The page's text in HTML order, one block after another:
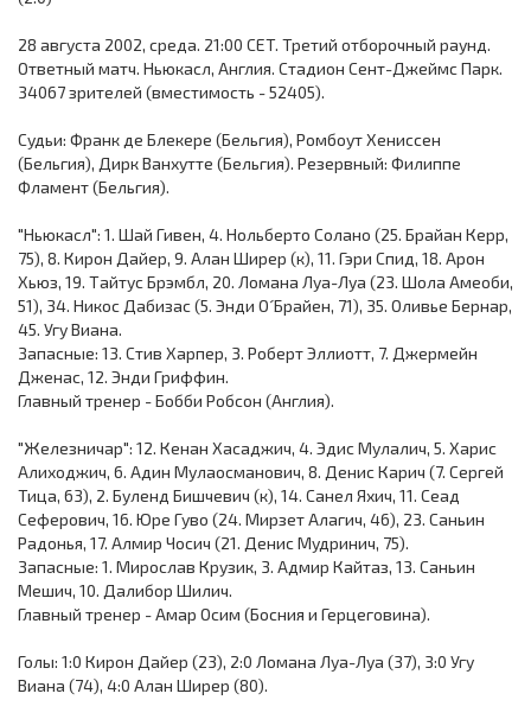
28 августа 2002, среда. 21:00 CET. Третий отборочный раунд.
Ответный матч. Ньюкасл, Англия. Стадион Сент-Джеймс Парк.
34067 зрителей (вместимость - 52405).
Судьи: Франк де Блекере (Бельгия), Ромбоут Хениссен
(Бельгия), Дирк Ванхутте (Бельгия). Резервный: Филиппе
Фламент (Бельгия).
"Ньюкасл": 1. Шай Гивен, 4. Нольберто Солано (25. Брайан Керр,
75), 8. Кирон Дайер, 9. Алан Ширер (к), 11. Гэри Спид, 18. Арон
Хьюз, 19. Тайтус Брэмбл, 20. Ломана Луа-Луа (23. Шола Амеоби,
51), 34. Никос Дабизас (5. Энди О´Брайен, 71), 35. Оливье Бернар,
45. Угу Виана.
Запасные: 13. Стив Харпер, 3. Роберт Эллиотт, 7. Джермейн
Дженас, 12. Энди Гриффин.
Главный тренер - Бобби Робсон (Англия).
"Железничар": 12. Кенан Хасаджич, 4. Эдис Мулалич, 5. Харис
Алиходжич, 6. Адин Мулаосманович, 8. Денис Карич (7. Сергей
Тица, 63), 2. Буленд Бишчевич (к), 14. Санел Яхич, 11. Сеад
Сеферович, 16. Юре Гуво (24. Мирзет Алагич, 46), 23. Саньин
Радонья, 17. Алмир Чосич (21. Денис Мудринич, 75).
Запасные: 1. Мирослав Крузик, 3. Адмир Кайтаз, 13. Саньин
Мешич, 10. Далибор Шилич.
Главный тренер - Амар Осим (Босния и Герцеговина).
Голы: 1:0 Кирон Дайер (23), 2:0 Ломана Луа-Луа (37), 3:0 Угу
Виана (74), 4:0 Алан Ширер (80).